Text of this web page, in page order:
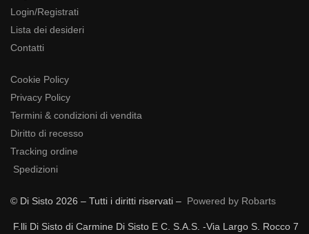
Login/Registrati
Lista dei desideri
Contatti
Cookie Policy
Privacy Policy
Termini & condizioni di vendita
Diritto di recesso
Tracking ordine
Spedizioni
© Di Sisto 2026 – Tutti i diritti riservati – Powered by Robarts
F.lli Di Sisto di Carmine Di Sisto E C. S.A.S. -Via Largo S. Rocco 7